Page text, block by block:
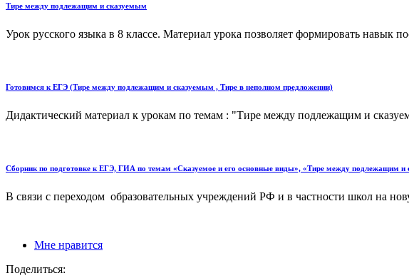
Тире между подлежащим и сказуемым
Урок русского языка в 8 классе. Материал урока позволяет формировать
Готовимся к ЕГЭ (Тире между подлежащим и сказуемым , Тире в неполном предложении)
Дидактический материал к урокам по темам : "Тире между подлежащим и
Сборник по подготовке к ЕГЭ, ГИА по темам «Сказуемое и его основные виды», «Тире между подлежащим и
В связи с переходом образовательных учреждений РФ и в частности школ на
Мне нравится
Поделиться: